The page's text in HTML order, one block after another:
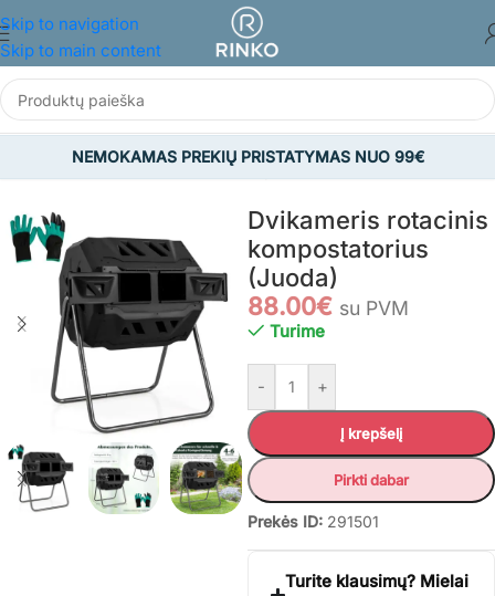
Skip to navigation
Skip to main content
NEMOKAMAS PREKIŲ PRISTATYMAS NUO 99€
SODAS/Viskas sodui/Komposto dėžės
Dvikameris rotacinis
kompostatorius
(Juoda)
88.00€ su PVM
Turime
- +
Į krepšelį
Pirkti dabar
Prekės ID: 291501
Turite klausimų? Mielai